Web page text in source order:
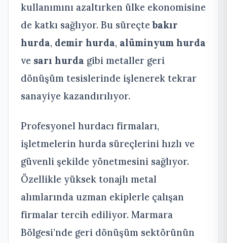
kullanımını azaltırken ülke ekonomisine
de katkı sağlıyor. Bu süreçtebakır
hurda, demir hurda, alüminyum hurda
ve sarı hurda gibi metaller geri
dönüşüm tesislerinde işlenerek tekrar
sanayiye kazandırılıyor.
Profesyonel hurdacı firmaları,
işletmelerin hurda süreçlerini hızlı ve
güvenli şekilde yönetmesini sağlıyor.
Özellikle yüksek tonajlı metal
alımlarında uzman ekiplerle çalışan
firmalar tercih ediliyor. Marmara
Bölgesi’nde geri dönüşüm sektörünün